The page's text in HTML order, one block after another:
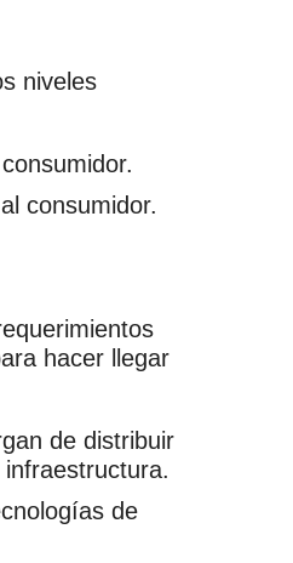
niveles
consumidor.
hacer llegar
de distribuir
de